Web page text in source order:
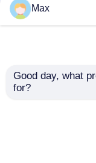
IP66
с двойным
Max
Good day, what
for?